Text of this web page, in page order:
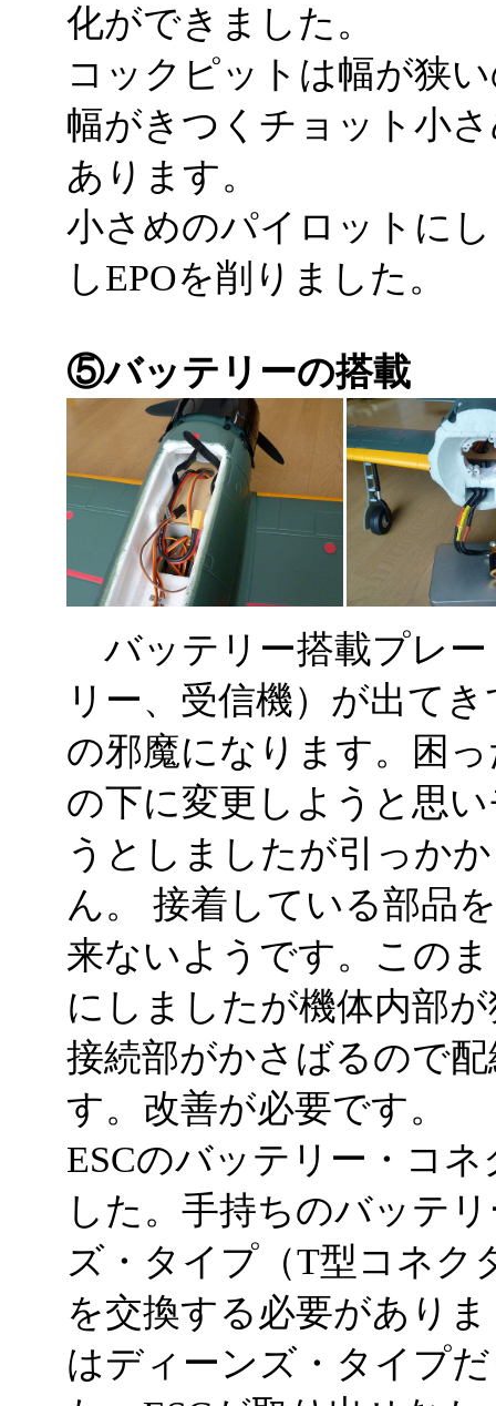
化ができました。
コックピットは幅が狭
幅がきつくチョット小
あります。
小さめのパイロットに
しEPOを削りました。
⑤バッテリーの搭載
バッテリー搭載プレー
リー、受信機）が出て
の邪魔になります。困
の下に変更しようと思
うとしましたが引っか
ん。 接着している部品
来ないようです。この
にしましたが機体内部
接続部がかさばるので
す。改善が必要です。
ESCのバッテリー・コ
した。手持ちのバッテ
ズ・タイプ（T型コネク
を交換する必要があり
はディーンズ・タイプ